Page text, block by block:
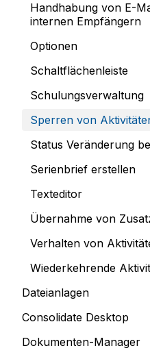
Handhabung von E-
internen Empfängern
Optionen
Schaltflächenleiste
Schulungsverwaltung
Sperren von
Status Veränderung
Serienbrief erstellen
Texteditor
Übernahme von
Verhalten von
Wiederkehrende
Dateianlagen
Consolidate Desktop
Dokumenten-Manager